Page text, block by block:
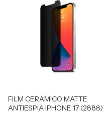
FILM CERAMICO MATTE
ANTIESPIA IPHONE 17 (2888)